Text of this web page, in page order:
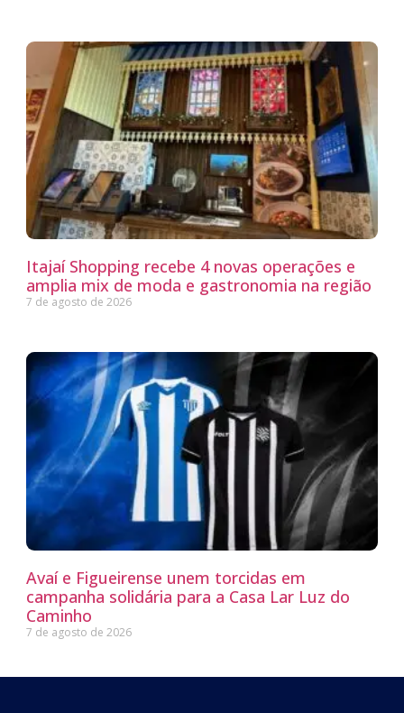
Itajaí Shopping recebe 4 novas operações e
amplia mix de moda e gastronomia na região
7 de agosto de 2026
Avaí e Figueirense unem torcidas em
campanha solidária para a Casa Lar Luz do
Caminho
7 de agosto de 2026